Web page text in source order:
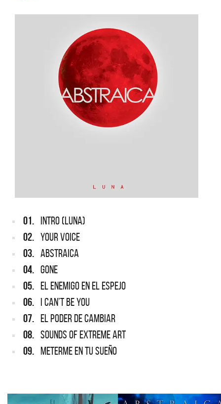
01. INTRO (LUNA)
02. YOUR VOICE
03. ABSTRAICA
04. GONE
05. EL ENEMIGO EN EL ESPEJO
06. I CAN’T BE YOU
07. EL PODER DE CAMBIAR
08. SOUNDS OF EXTREME ART
09. METERME EN TU SUEÑO